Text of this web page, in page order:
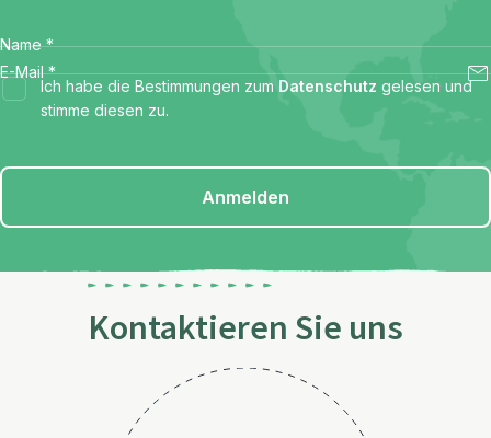
Name *
E-Mail *
Ich habe die Bestimmungen zum Datenschutz gelesen und
stimme diesen zu.
Anmelden
Kontaktieren Sie uns